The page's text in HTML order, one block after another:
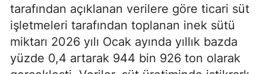
tarafından açıklanan verilere göre ticari süt
işletmeleri tarafından toplanan inek sütü
miktarı 2026 yılı Ocak ayında yıllık bazda
yüzde 0,4 artarak 944 bin 926 ton olarak